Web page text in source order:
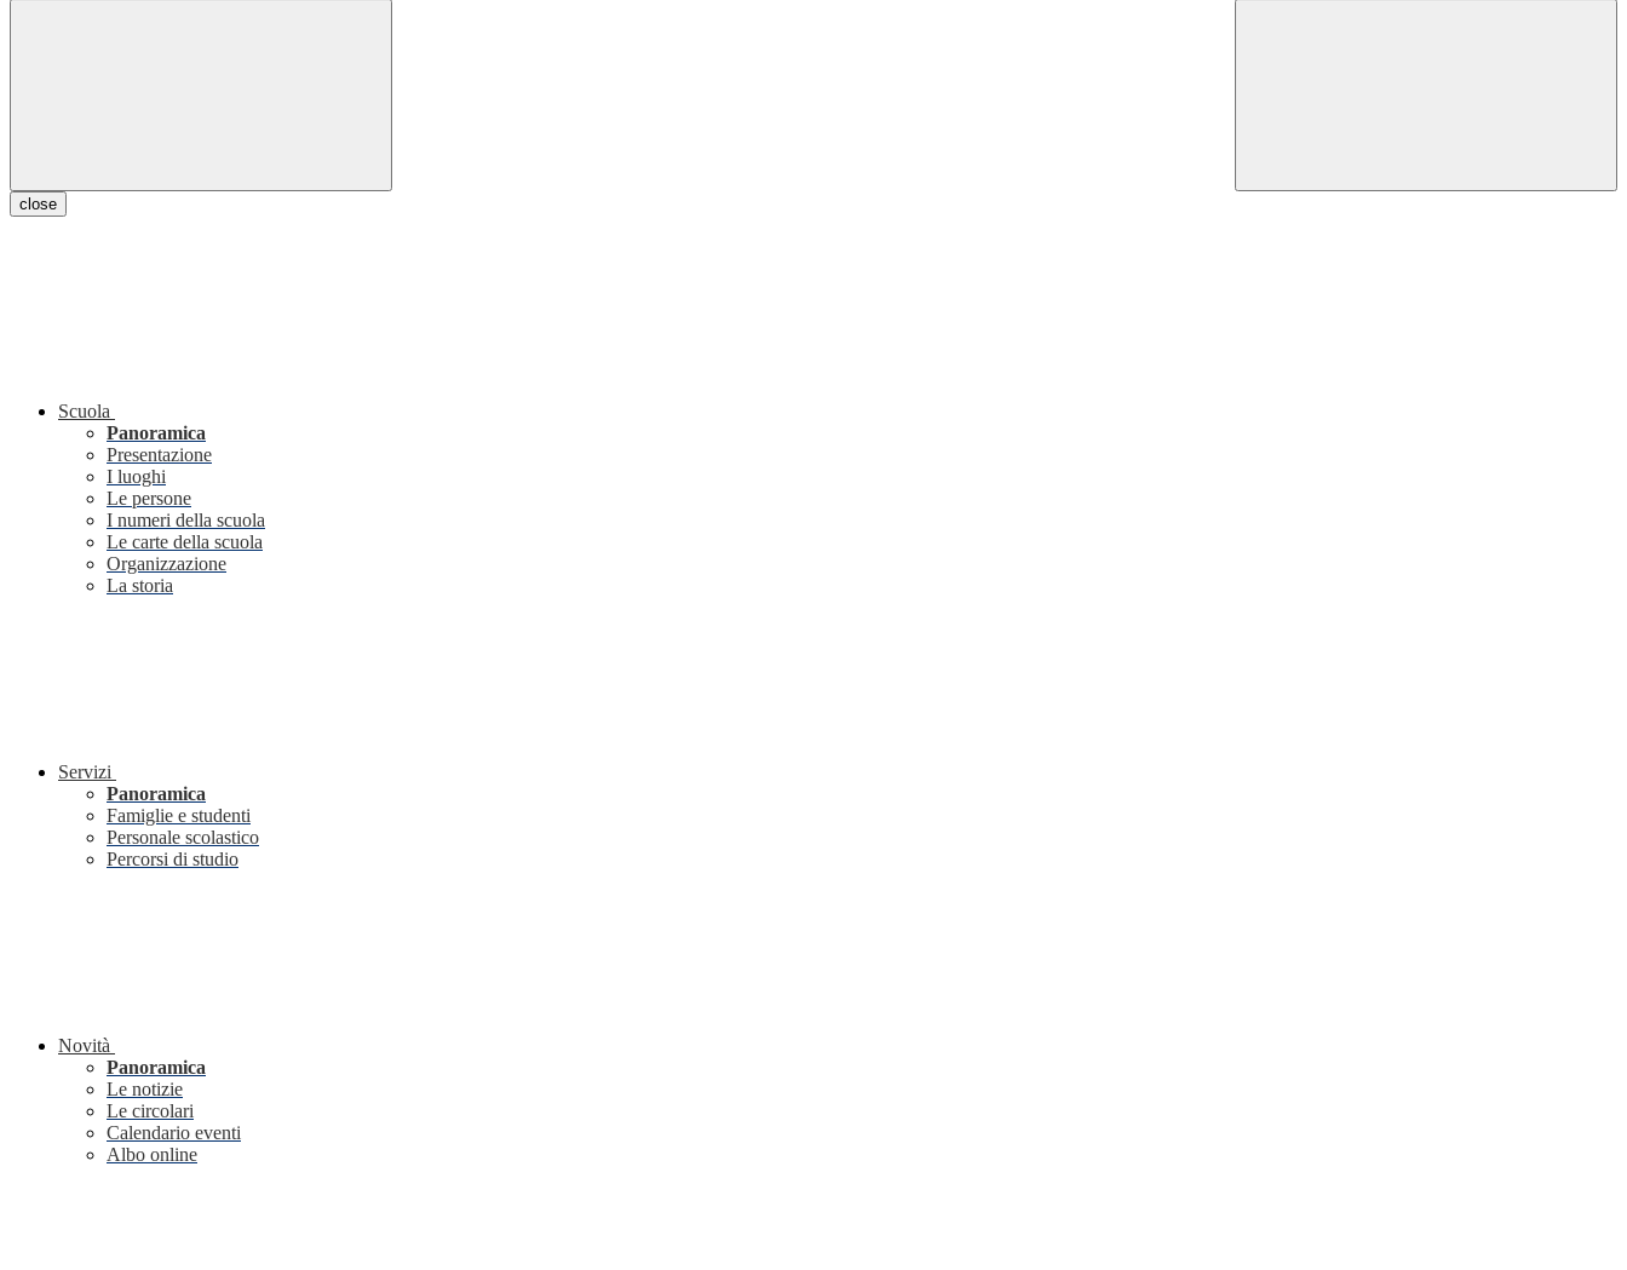
close
Scuola
Panoramica
Presentazione
I luoghi
Le persone
I numeri della scuola
Le carte della scuola
Organizzazione
La storia
Servizi
Panoramica
Famiglie e studenti
Personale scolastico
Percorsi di studio
Novità
Panoramica
Le notizie
Le circolari
Calendario eventi
Albo online